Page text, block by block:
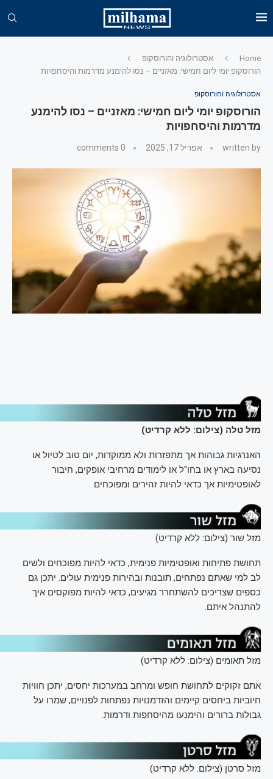
Home
אסטרולוגיה והורוסקופ
הורוסקופ יומי ליום חמישי: מאזניים – נסו להימנע מדרמות והיסחפויות
אסטרולוגיה והורוסקופ
הורוסקופ יומי ליום חמישי: מאזניים – נסו להימנע
מדרמות והיסחפויות
written by אפריל 17, 2025 0 comments
מזל טלה (צילום: ללא קרדיט)
האנרגיות גבוהות אך מתפזרות ולא ממוקדות, יום טוב לטיול או
נסיעה בארץ או בחו"ל או לימודים מרחיבי אופקים, חיבור
לאופטימיות אך כדאי להיות זהירים ומפוכחים.
מזל שור (צילום: ללא קרדיט)
תחושת פתיחות ואופטימיות פנימית, כדאי להיות מפוכחים ולשים
לב למי שאתם נפתחים, תובנות ובהירות פנימית עולים. יתכן גם
כספים שצריכים להשתחרר מגיעים, כדאי להיות מפוקסים איך
להתנהל איתם.
מזל תאומים (צילום: ללא קרדיט)
אתם זקוקים לתחושת חופש ומרחב במערכות יחסים, יתכן חוויות
חיוביות ביחסים קיימים והזדמנויות נפתחות לפנויים, שמרו על
גבולות ברורים והימנעו מהיסחפות ודרמות.
מזל סרטן (צילום: ללא קרדיט)